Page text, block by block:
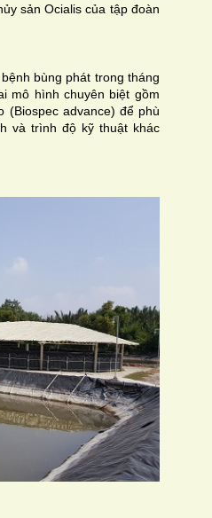
sản Ocialis của tập đoàn
bùng phát trong tháng
mô hình chuyên biệt gồm
(Biospec advance) để phù
và trình độ kỹ thuật khác